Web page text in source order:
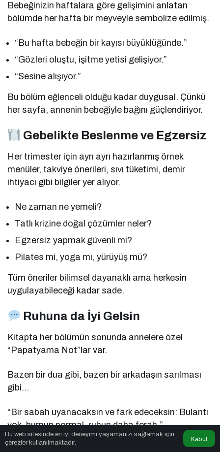
Bebeğinizin haftalara göre gelişimini anlatan
bölümde her hafta bir meyveyle sembolize edilmiş.
“Bu hafta bebeğin bir kayısı büyüklüğünde.”
“Gözleri oluştu, işitme yetisi gelişiyor.”
“Sesine alışıyor.”
Bu bölüm eğlenceli olduğu kadar duygusal. Çünkü
her sayfa, annenin bebeğiyle bağını güçlendiriyor.
Gebelikte Beslenme ve Egzersiz
Her trimester için ayrı ayrı hazırlanmış örnek
menüler, takviye önerileri, sıvı tüketimi, demir
ihtiyacı gibi bilgiler yer alıyor.
Ne zaman ne yemeli?
Tatlı krizine doğal çözümler neler?
Egzersiz yapmak güvenli mi?
Pilates mi, yoga mı, yürüyüş mü?
Tüm öneriler bilimsel dayanaklı ama herkesin
uygulayabileceği kadar sade.
Ruhuna da İyi Gelsin
Kitapta her bölümün sonunda annelere özel
“Papatyama Not”lar var.
Bazen bir dua gibi, bazen bir arkadaşın sarılması
gibi…
“Bir sabah uyanacaksın ve fark edeceksin: Bulantı
yok, burnun normal, ruhun daha ferah.”
Bu web sitesinde en iyi deneyimi yaşamanızı sağlamak için
çerezler kullanılmaktadır.
Kabul